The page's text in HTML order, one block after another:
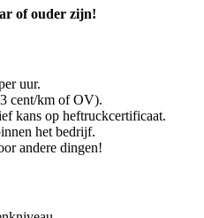
of ouder zijn!
uur.
cent/km of OV).
kans op heftruckcertificaat.
het bedrijf.
andere dingen!